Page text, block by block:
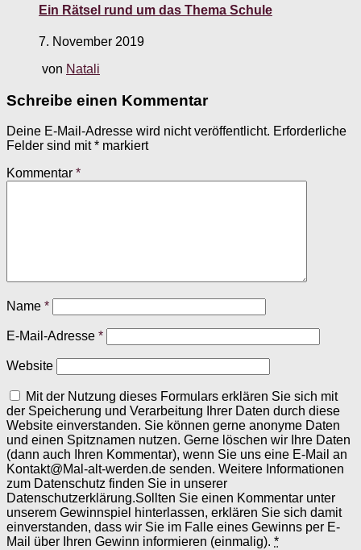
Ein Rätsel rund um das Thema Schule
7. November 2019
von Natali
Schreibe einen Kommentar
Deine E-Mail-Adresse wird nicht veröffentlicht. Erforderliche
Felder sind mit* markiert
Kommentar *
Name *
E-Mail-Adresse *
Website
Mit der Nutzung dieses Formulars erklären Sie sich mit
der Speicherung und Verarbeitung Ihrer Daten durch diese
Website einverstanden. Sie können gerne anonyme Daten
und einen Spitznamen nutzen. Gerne löschen wir Ihre Daten
(dann auch Ihren Kommentar), wenn Sie uns eine E-Mail an
Kontakt@Mal-alt-werden.de senden. Weitere Informationen
zum Datenschutz finden Sie in unserer
Datenschutzerklärung.Sollten Sie einen Kommentar unter
unserem Gewinnspiel hinterlassen, erklären Sie sich damit
einverstanden, dass wir Sie im Falle eines Gewinns per E-
Mail über Ihren Gewinn informieren (einmalig). *